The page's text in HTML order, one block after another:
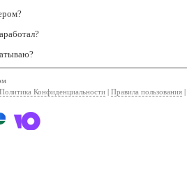
Политика Конфиденциальности Правила пользования